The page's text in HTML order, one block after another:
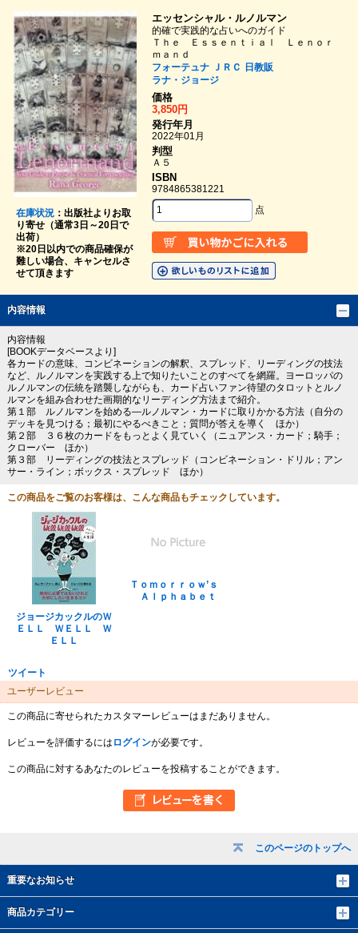
このページのトップへ
重要なお知らせ
商品カテゴリー
在庫状況：出版社よりお取
り寄せ（通常3日～20日で
出荷）
※20日以内での商品確保が
難しい場合、キャンセルさ
せて頂きます
エッセンシャル・ルノルマン
的確で実践的な占いへのガイド
Ｔｈｅ Ｅｓｓｅｎｔｉａｌ Ｌｅｎｏｒ
ｍａｎｄ
フォーテュナ ＪＲＣ
日教販
ラナ・ジョージ
価格
3,850円
発行年月
2022年01月
判型
Ａ５
ISBN
9784865381221
点
内容情報
内容情報
[BOOKデータベースより]
各カードの意味、コンビネーションの解釈、スプレッド、リーディングの技法
など、ルノルマンを実践する上で知りたいことのすべてを網羅。ヨーロッパの
ルノルマンの伝統を踏襲しながらも、カード占いファン待望のタロットとルノ
ルマンを組み合わせた画期的なリーディング方法まで紹介。
第１部 ルノルマンを始める―ルノルマン・カードに取りかかる方法（自分の
デッキを見つける；最初にやるべきこと；質問が答えを導く ほか）
第２部 ３６枚のカードをもっとよく見ていく（ニュアンス・カード；騎手；
クローバー ほか）
第３部 リーディングの技法とスプレッド（コンビネーション・ドリル；アン
サー・ライン；ボックス・スプレッド ほか）
この商品をご覧のお客様は、こんな商品もチェックしています。
ジョージカックルのＷ
ＥＬＬ ＷＥＬＬ Ｗ
ＥＬＬ
Ｔｏｍｏｒｒｏｗ’ｓ
Ａｌｐｈａｂｅｔ
ツイート
ユーザーレビュー
この商品に寄せられたカスタマーレビューはまだありません。
レビューを評価するには ログインが必要です。
この商品に対するあなたのレビューを投稿することができます。